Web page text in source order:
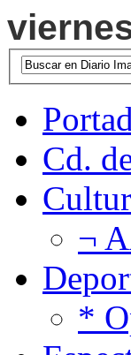
Cd.
¬
*